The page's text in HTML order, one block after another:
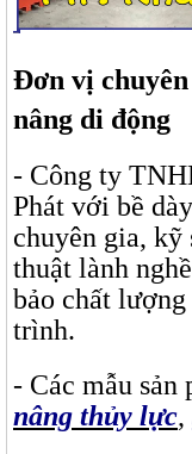
Đơn vị
nâng di động
- Công ty
Phát với bề
chuyên gia, kỹ
thuật lành
bảo chất
trình.
- Các mẫu sản
nâng thủy lực,